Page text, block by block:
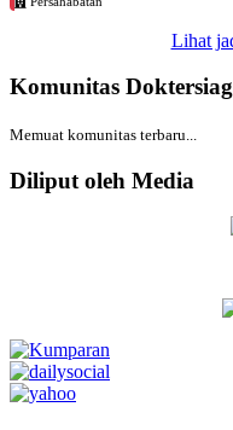
Lihat
Komunitas
Memuat komunitas terbaru...
Diliput oleh Media